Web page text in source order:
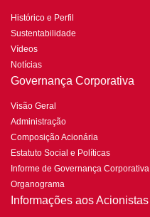
Histórico e Perfil
Sustentabilidade
Vídeos
Notícias
Governança Corporativa
Visão Geral
Administração
Composição Acionária
Estatuto Social e Políticas
Informe de Governança Corporativa
Organograma
Informações aos Acionistas